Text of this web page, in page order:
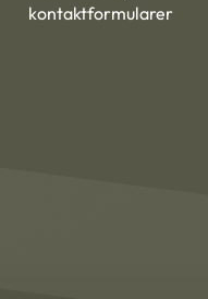
kontaktformularer